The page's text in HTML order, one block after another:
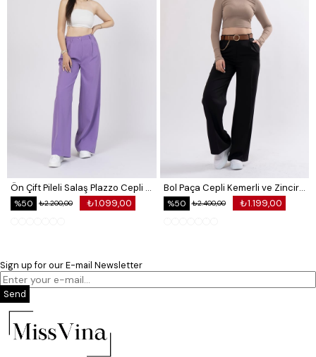
Ön Çift Pileli Salaş Plazzo Cepli Pantolon
₺1.099,00
₺2.200,00
%50
Bol Paça Cepli Kemerli ve Zincir Detaylı Atlas Kumaş Pantolon
₺1.199,00
₺2.400,00
%50
Sign up for our E-mail Newsletter
Send